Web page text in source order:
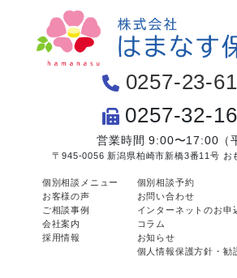
0257-23-
0257-32-
営業時間 9:00〜17:00（
〒945-0056 新潟県柏崎市新橋3番11号 お
個別相談メニュー
お客様の声
ご相談事例
会社案内
採用情報
個別相談予約
お問い合わせ
インターネットのお申
コラム
お知らせ
個人情報保護方針・勧